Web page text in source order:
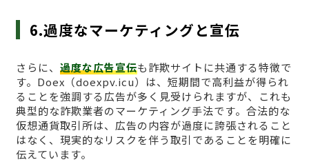
6.過度なマーケティングと宣伝
さらに、 過度な広告宣伝も詐欺サイトに共通する特徴で
す。Doex（doexpv.icu）は、短期間で高利益が得られ
ることを強調する広告が多く見受けられますが、これも
典型的な詐欺業者のマーケティング手法です。合法的な
仮想通貨取引所は、広告の内容が過度に誇張されること
はなく、現実的なリスクを伴う取引であることを明確に
伝えています。